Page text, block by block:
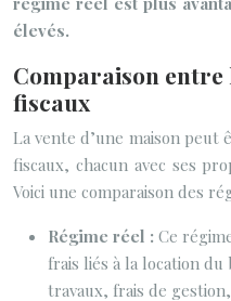
élevés.
Comparaison
fiscaux
La vente d’une maison
fiscaux, chacun avec ses
Voici une comparaison des
Régime réel : Ce
frais liés à la location
travaux, frais de